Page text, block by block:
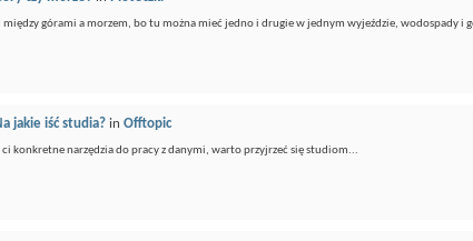
górami a morzem, bo tu można mieć jedno i drugie w jednym wyjeździe, wodospady i
jakie iść studia? in Offtopic
ci konkretne narzędzia do pracy z danymi, warto przyjrzeć się studiom...